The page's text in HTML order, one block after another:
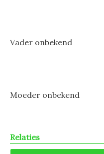
Vader onbekend
Moeder onbekend
Relaties